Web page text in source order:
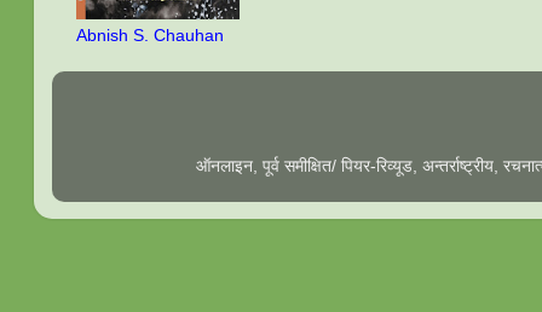
Abnish S. Chauhan
ऑनलाइन, पूर्व समीक्षित/ पियर-रिव्यूड, अन्तर्राष्ट्रीय,